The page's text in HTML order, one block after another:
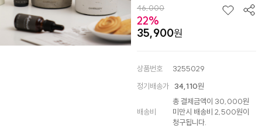
46,000
22%
35,900
상품번호
3255029
정기배송가
34,110원
배송비
총 결제금액이 30,000원
미만시 배송비 2,500원이
청구됩니다.